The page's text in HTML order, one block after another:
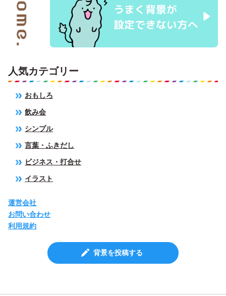
人気カテゴリー
おもしろ
飲み会
シンプル
言葉・ふきだし
ビジネス・打合せ
イラスト
運営会社
お問い合わせ
利用規約
背景を投稿する